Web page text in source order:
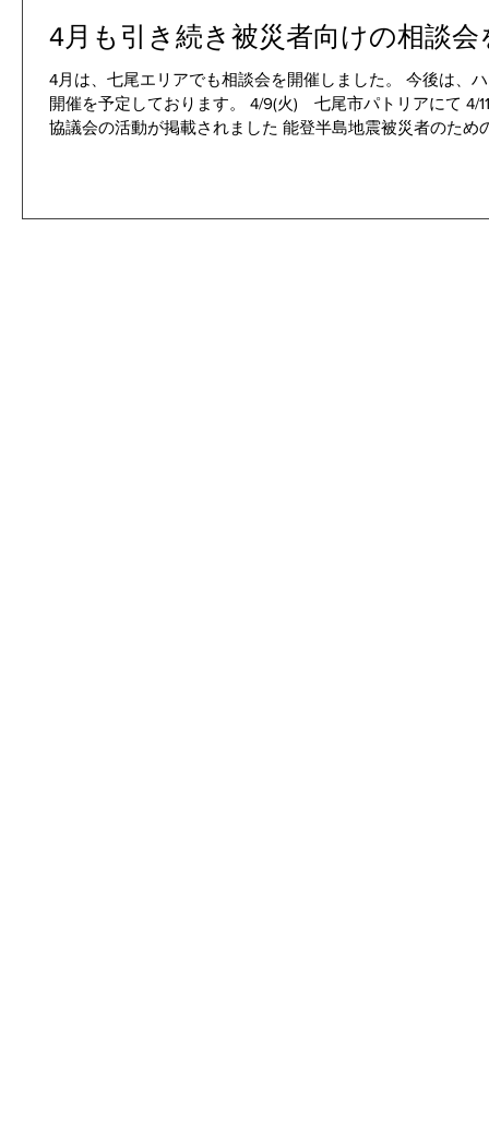
4月も引き続き被災者向けの相談会
4月は、七尾エリアでも相談会を開催しました。 今後は、
開催を予定しております。 4/9(火) 七尾市パトリアにて 4/
協議会の活動が掲載されました 能登半島地震被災者のため